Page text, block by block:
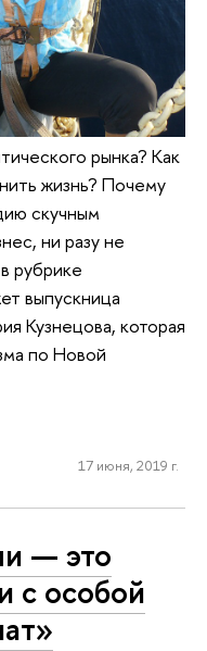
рынка? Как
жизнь? Почему
скучным
ни разу не
рубрике
выпускница
Кузнецова, которая
по Новой
17 июня, 2019 г.
— это
с особой